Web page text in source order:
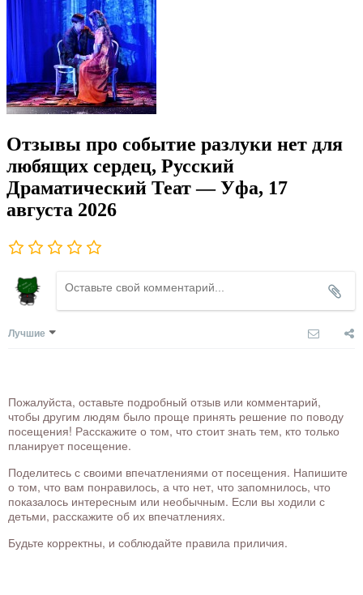
Отзывы про событие разлуки нет для
любящих сердец, Русский
Драматический Теат — Уфа, 17
августа 2026
Лучшие
Пожалуйста, оставьте подробный отзыв или комментарий,
чтобы другим людям было проще принять решение по поводу
посещения! Расскажите о том, что стоит знать тем, кто только
планирует посещение.
Поделитесь с своими впечатлениями от посещения. Напишите
о том, что вам понравилось, а что нет, что запомнилось, что
показалось интересным или необычным. Если вы ходили с
детьми, расскажите об их впечатлениях.
Будьте корректны, и соблюдайте правила приличия.